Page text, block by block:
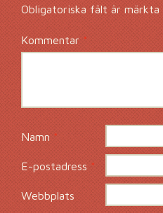
Obligatoriska fält är märkta
Kommentar*
Namn*
E-postadress*
Webbplats